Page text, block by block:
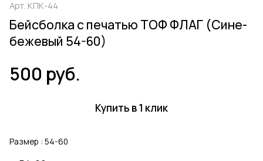
Арт. КПК-44
Бейсболка с печатью ТОФ ФЛАГ (Сине-
бежевый 54-60)
500 руб.
Купить в 1 клик
Размер : 54-60